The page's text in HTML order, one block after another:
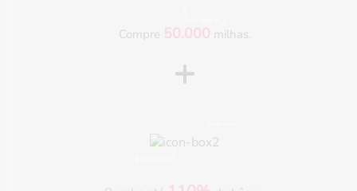
Compre 50.000 milhas.
+